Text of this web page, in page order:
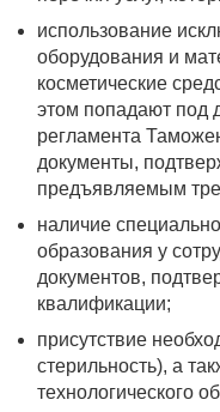
использование
оборудования и
косметические
этом попадают под
регламента
документы,
предъявляемым
наличие
образования у
документов,
квалификации;
присутствие
стерильность), а
технологического